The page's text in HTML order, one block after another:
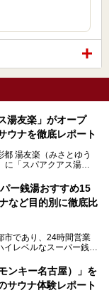
湯友楽」がオープ
ウナを徹底レポート
湯友楽（みさとゆう
「スパアクアス湯友
きた施設だからこそ、
びている人も多いのでは
からじっくり構想を練
充実度は想像以上。
アや10の浴槽、40人収
浴やリラクゼーション
変わりました。
なった「スパアクアス
ー銭湯おすすめ15
など目的別に徹底比
市であり、24時間営業
レベルなスーパー銭湯
ともにリセットした
ダラ過ごしたい」「コ
ンキー名古屋）」を
サウナ体験レポート